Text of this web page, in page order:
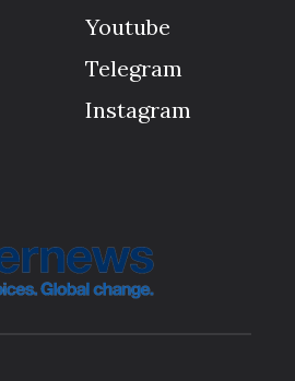
Youtube
Telegram
Instagram